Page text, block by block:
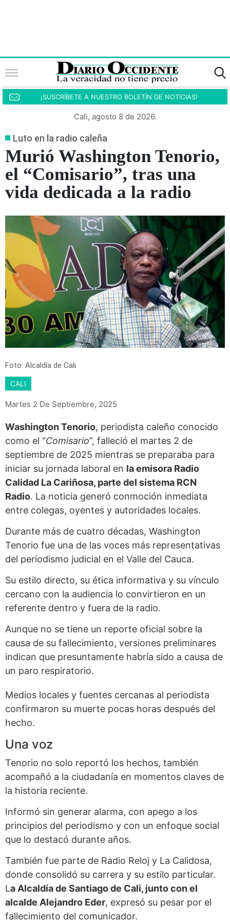
¡SUSCRÍBETE A NUESTRO BOLETÍN DE NOTICIAS!
Cali, agosto 8 de 2026.
Luto en la radio caleña
Murió Washington Tenorio,
el “Comisario”, tras una
vida dedicada a la radio
Foto: Alcaldía de Cali
CALI
Martes 2 De Septiembre, 2025
Washington Tenorio, periodista caleño conocido
como el “Comisario”, falleció el martes 2 de
septiembre de 2025 mientras se preparaba para
iniciar su jornada laboral en la emisora Radio
Calidad La Cariñosa, parte del sistema RCN
Radio. La noticia generó conmoción inmediata
entre colegas, oyentes y autoridades locales.
Durante más de cuatro décadas, Washington
Tenorio fue una de las voces más representativas
del periodismo judicial en el Valle del Cauca.
Su estilo directo, su ética informativa y su vínculo
cercano con la audiencia lo convirtieron en un
referente dentro y fuera de la radio.
Aunque no se tiene un reporte oficial sobre la
causa de su fallecimiento, versiones preliminares
indican que presuntamente habría sido a causa de
un paro respiratorio.
Medios locales y fuentes cercanas al periodista
confirmaron su muerte pocas horas después del
hecho.
Una voz
Tenorio no solo reportó los hechos, también
acompañó a la ciudadanía en momentos claves de
la historia reciente.
Informó sin generar alarma, con apego a los
principios del periodismo y con un enfoque social
que lo destacó durante años.
También fue parte de Radio Reloj y La Calidosa,
donde consolidó su carrera y su estilo particular.
La Alcaldía de Santiago de Cali, junto con el
alcalde Alejandro Eder, expresó su pesar por el
fallecimiento del comunicador.